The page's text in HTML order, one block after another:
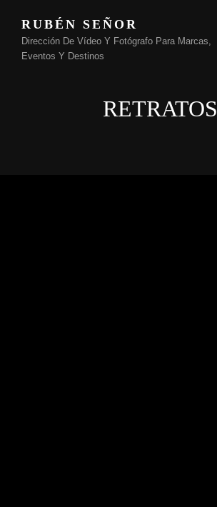
RUBÉN SEÑOR
Dirección De Vídeo Y Fotógrafo Para Marcas,
Eventos Y Destinos
RETRATOS